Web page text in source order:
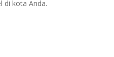
di kota Anda.